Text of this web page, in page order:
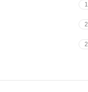
1
2
2